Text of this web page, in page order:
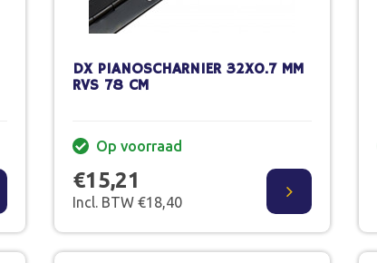
DX PIANOSCHARNIER 32X0.7 MM
RVS 78 CM
Op voorraad
€15,21
Incl. BTW €18,40